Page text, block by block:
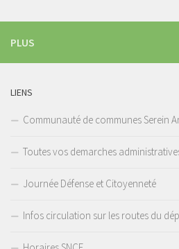
PLUS
LIENS
Communauté de communes Serein
Toutes vos demarches
Journée Défense et Citoyenneté
Infos circulation sur les routes du